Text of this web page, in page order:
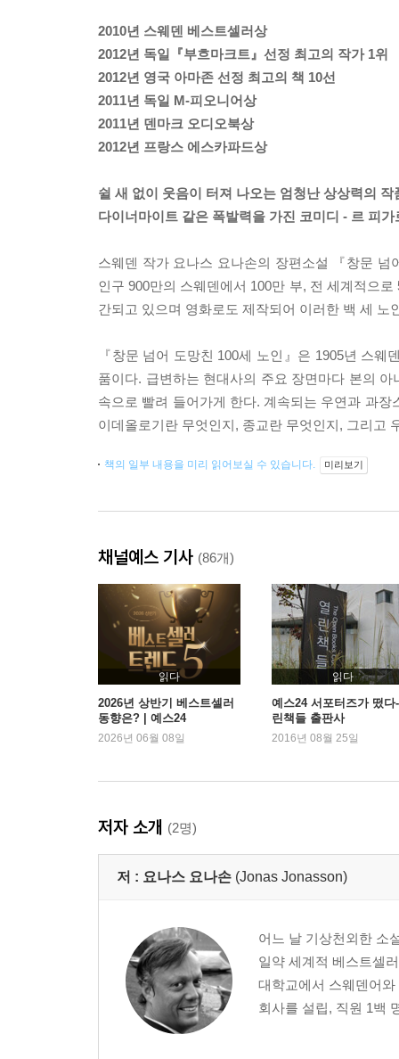
2010년 스웨덴 베스트셀러상
2012년 독일『부흐마크트』선정 최고의 작가 1위
2012년 영국 아마존 선정 최고의 책 10선
2011년 독일 M-피오니어상
2011년 덴마크 오디오북상
2012년 프랑스 에스카파드상
쉴 새 없이 웃음이 터져 나오는 엄청난 상상력의 작
다이너마이트 같은 폭발력을 가진 코미디 - 르 피가
스웨덴 작가 요나스 요나손의 장편소설 『창문
인구 900만의 스웨덴에서 100만 부, 전 세계적으
간되고 있으며 영화로도 제작되어 이러한 백 세 노
『창문 넘어 도망친 100세 노인』은 1905년 스
품이다. 급변하는 현대사의 주요 장면마다 본의
속으로 빨려 들어가게 한다. 계속되는 우연과 과
이데올로기란 무엇인지, 종교란 무엇인지, 그리고
책의 일부 내용을 미리 읽어보실 수 있습니다. 미리보기
채널예스 기사 (86개)
읽다
2026년 상반기 베스트셀러
동향은? | 예스24
2026년 06월 08일
읽다
예스24 서포터즈가 떴다
린책들 출판사
2016년 08월 25일
저자 소개 (2명)
저 : 요나스 요나손 (Jonas Jonasson)
어느 날 기상천외한 소
일약 세계적 베스트셀
대학교에서 스웨덴어
회사를 설립, 직원 1백